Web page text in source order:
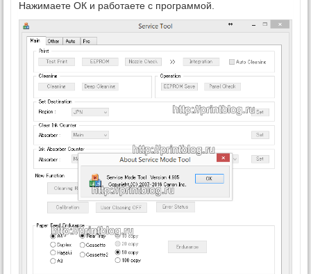
Нажимаете ОК и работаете с программой.